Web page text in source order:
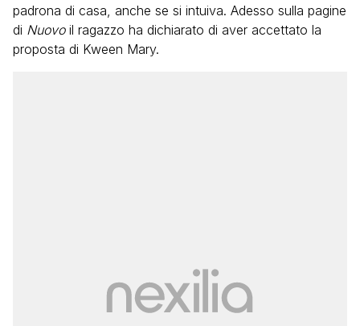
padrona di casa, anche se si intuiva. Adesso sulla pagine
di Nuovoil ragazzo ha dichiarato di aver accettato la
proposta di Kween Mary.